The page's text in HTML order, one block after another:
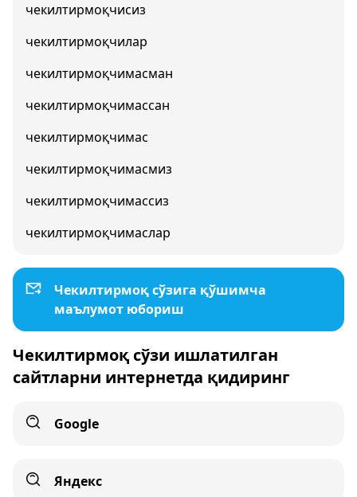
чекилтирмоқчисиз
чекилтирмоқчилар
чекилтирмоқчимасман
чекилтирмоқчимассан
чекилтирмоқчимас
чекилтирмоқчимасмиз
чекилтирмоқчимассиз
чекилтирмоқчимаслар
Чекилтирмоқ сўзига қўшимча
маълумот юбориш
Чекилтирмоқ сўзи ишлатилган
сайтларни интернетда қидиринг
Google
Яндекс